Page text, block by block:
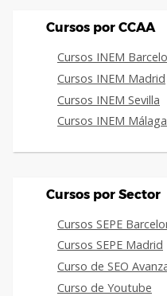
Cursos por CCAA
Cursos INEM
Cursos INEM Madrid
Cursos INEM Sevilla
Cursos INEM Málaga
Cursos por Sector
Cursos SEPE
Cursos SEPE Madrid
Curso de SEO
Curso de Youtube